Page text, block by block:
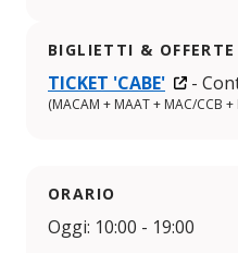
BIGLIETTI & OFFERTE
TICKET 'CABE' -
(MACAM + MAAT + MAC/CCB
ORARIO
Oggi: 10:00 - 19:00